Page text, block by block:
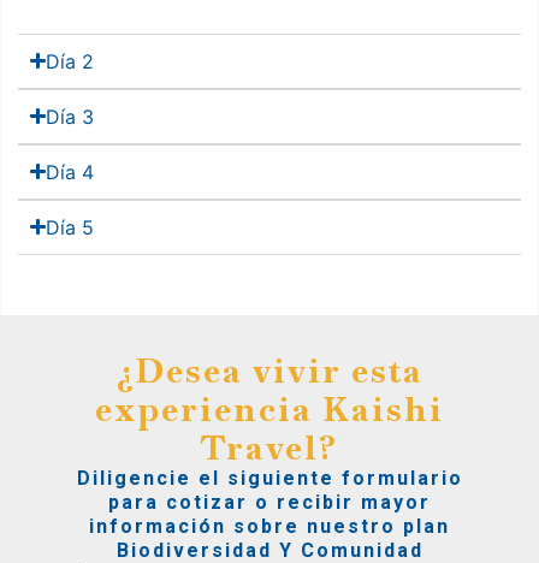
Día 2
Día 3
Día 4
Día 5
¿Desea vivir esta
experiencia Kaishi
Travel?
Diligencie el siguiente formulario
para cotizar o recibir mayor
información sobre nuestro plan
Biodiversidad Y Comunidad